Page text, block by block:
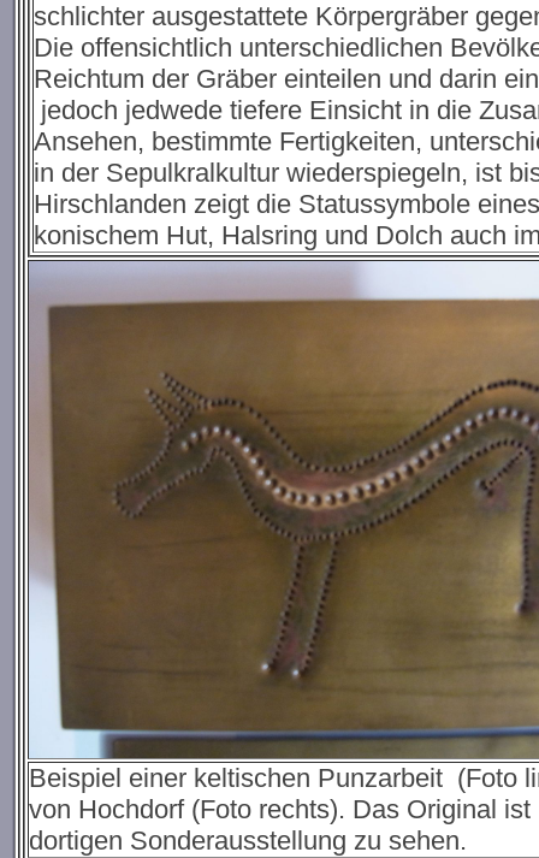
schlichter ausgestattete Körpergräber
Die offensichtlich unterschiedlichen
Reichtum der Gräber einteilen und darin
jedoch jedwede tiefere Einsicht in die
Ansehen, bestimmte Fertigkeiten,
in der Sepulkralkultur wiederspiegeln, ist
Hirschlanden zeigt die Statussymbole
konischem Hut, Halsring und Dolch auch
Beispiel einer keltischen Punzarbeit (Foto
von Hochdorf (Foto rechts). Das Original
dortigen Sonderausstellung zu sehen.